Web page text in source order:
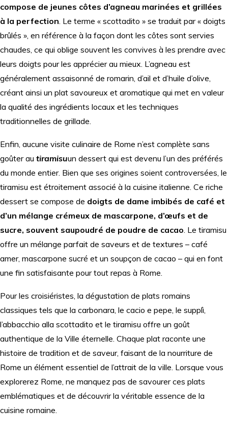
compose de jeunes côtes d’agneau marinées et grillées
à la perfection . Le terme « scottadito » se traduit par « doigts
brûlés », en référence à la façon dont les côtes sont servies
chaudes, ce qui oblige souvent les convives à les prendre avec
leurs doigts pour les apprécier au mieux. L’agneau est
généralement assaisonné de romarin, d’ail et d’huile d’olive,
créant ainsi un plat savoureux et aromatique qui met en valeur
la qualité des ingrédients locaux et les techniques
traditionnelles de grillade.
Enfin, aucune visite culinaire de Rome n’est complète sans
goûter au tiramisuun dessert qui est devenu l’un des préférés
du monde entier. Bien que ses origines soient controversées, le
tiramisu est étroitement associé à la cuisine italienne. Ce riche
dessert se compose de doigts de dame imbibés de café et
d’un mélange crémeux de mascarpone, d’œufs et de
sucre, souvent saupoudré de poudre de cacao . Le tiramisu
offre un mélange parfait de saveurs et de textures – café
amer, mascarpone sucré et un soupçon de cacao – qui en font
une fin satisfaisante pour tout repas à Rome.
Pour les croisiéristes, la dégustation de plats romains
classiques tels que la carbonara, le cacio e pepe, le supplì,
l’abbacchio alla scottadito et le tiramisu offre un goût
authentique de la Ville éternelle. Chaque plat raconte une
histoire de tradition et de saveur, faisant de la nourriture de
Rome un élément essentiel de l’attrait de la ville. Lorsque vous
explorerez Rome, ne manquez pas de savourer ces plats
emblématiques et de découvrir la véritable essence de la
cuisine romaine.